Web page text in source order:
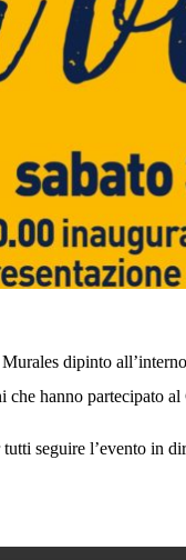
dipinto
hanno partecipato
seguire l’evento in